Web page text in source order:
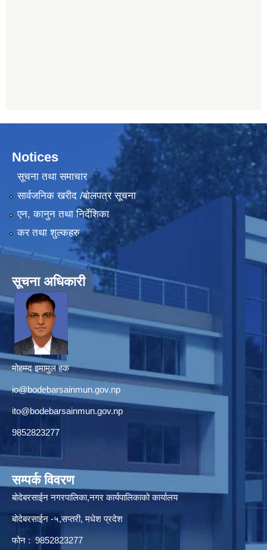
Notices
सूचना तथा समाचार
सार्वजनिक खरीद /बोलपत्र सूचना
एन, कानुन तथा निर्देशिका
कर तथा शुल्कहरु
सूचना अधिकारी
मोहम्म्द इमामुल हक
io@bodebarsainmun.gov.np
ito@bodebarsainmun.gov.np
9852823277
सम्पर्क विवरण
बोदेबरसाईन नगरपालिका,नगर कार्यपालिकाको कार्यालय
बोदेबरसाईन -५,सप्तरी, मधेश प्रदेश
फोन : 9852823277